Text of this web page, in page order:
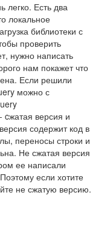
легко. Есть два
локальное
библиотеки с
проверить
нужно написать
нам покажет что
Если решили
можно с
cжатая версия и
содержит код в
переносы строки и
Не сжатая версия
ее написали
если хотите
не сжатую версию.